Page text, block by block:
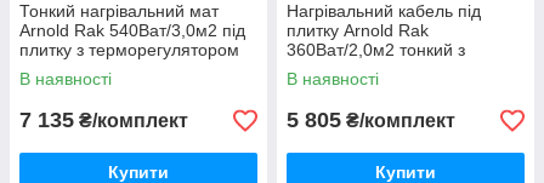
Тонкий нагрівальний мат
Arnold Rak 540Ват/3,0м2 під
плитку з терморегулятором
TWE02 Wi-Fi
В наявності
7 135 ₴/комплект
Купити
Нагрівальний кабель під
плитку Arnold Rak
360Ват/2,0м2 тонкий з
терморегулятором TWE02
В наявності
5 805 ₴/комплект
Купити